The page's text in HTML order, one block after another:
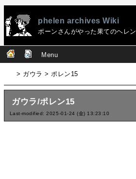
phelen archives Wiki
ポーンさんがやった果てのヘレン
Menu
> ガウラ > ポレン15
ガウラ/ポレン15
Last-modified: 2025-01-24 (金) 13:23:10